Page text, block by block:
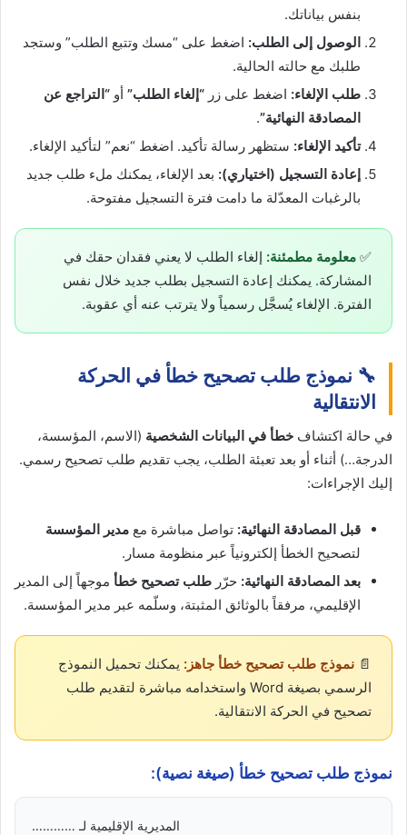
بنفس بياناتك.
الوصول إلى الطلب: اضغط على “مسك وتتبع الطلب” وستجد
طلبك مع حالته الحالية.
طلب الإلغاء: اضغط على زر “إلغاء الطلب” أو “التراجع عن
المصادقة النهائية”.
تأكيد الإلغاء: ستظهر رسالة تأكيد. اضغط “نعم” لتأكيد الإلغاء.
إعادة التسجيل (اختياري): بعد الإلغاء، يمكنك ملء طلب جديد
بالرغبات المعدّلة ما دامت فترة التسجيل مفتوحة.
✅ معلومة مطمئنة: إلغاء الطلب لا يعني فقدان حقك في
المشاركة. يمكنك إعادة التسجيل بطلب جديد خلال نفس
الفترة. الإلغاء يُسجَّل رسمياً ولا يترتب عنه أي عقوبة.
🔧 نموذج طلب تصحيح خطأ في الحركة
الانتقالية
في حالة اكتشاف خطأ في البيانات الشخصية (الاسم، المؤسسة،
الدرجة…) أثناء أو بعد تعبئة الطلب، يجب تقديم طلب تصحيح رسمي.
إليك الإجراءات:
قبل المصادقة النهائية: تواصل مباشرة مع مدير المؤسسة
لتصحيح الخطأ إلكترونياً عبر منظومة مسار.
بعد المصادقة النهائية: حرّر طلب تصحيح خطأ موجهاً إلى المدير
الإقليمي، مرفقاً بالوثائق المثبتة، وسلّمه عبر مدير المؤسسة.
📄 نموذج طلب تصحيح خطأ جاهز: يمكنك تحميل النموذج
الرسمي بصيغة Word واستخدامه مباشرة لتقديم طلب
تصحيح في الحركة الانتقالية.
نموذج طلب تصحيح خطأ (صيغة نصية):
المديرية الإقليمية لـ …………